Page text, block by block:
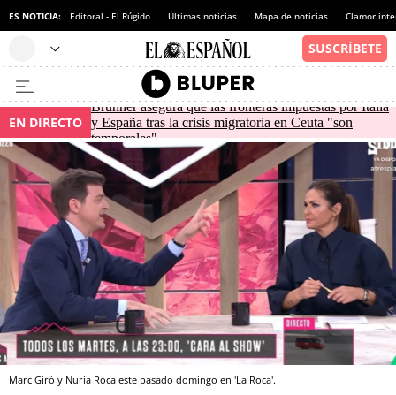
ES NOTICIA: Editoral - El Rúgido Últimas noticias Mapa de noticias Clamor
EN DIRECTO
Brunner asegura que las fronteras impuestas por Italia
y España tras la crisis migratoria en Ceuta "son
temporales"
Marc Giró y Nuria Roca este pasado domingo en 'La Roca'.